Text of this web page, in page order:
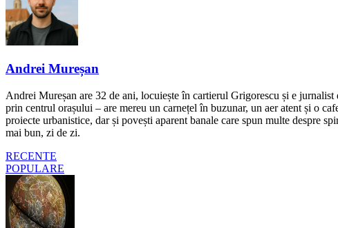
Andrei Mureșan
Andrei Mureșan are 32 de ani, locuiește în cartierul Grigorescu și e
prin centrul orașului – are mereu un carnețel în buzunar, un aer atent și o
proiecte urbanistice, dar și povești aparent banale care spun multe despre
mai bun, zi de zi.
RECENTE
POPULARE